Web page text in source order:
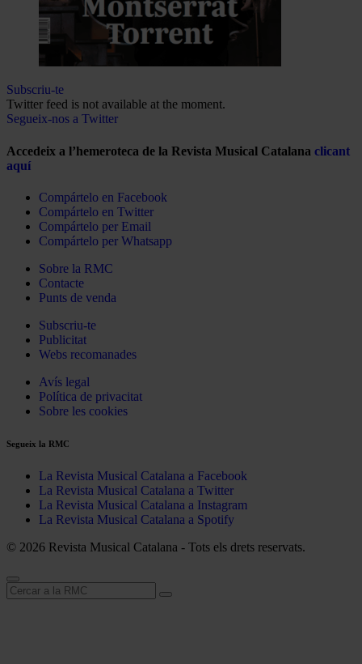
Subscriu-te
Twitter feed is not available at the moment.
Segueix-nos a Twitter
Accedeix a l’hemeroteca de la Revista Musical Catalana clicant
aquí
Compártelo en Facebook
Compártelo en Twitter
Compártelo per Email
Compártelo per Whatsapp
Sobre la RMC
Contacte
Punts de venda
Subscriu-te
Publicitat
Webs recomanades
Avís legal
Política de privacitat
Sobre les cookies
Segueix la RMC
La Revista Musical Catalana a Facebook
La Revista Musical Catalana a Twitter
La Revista Musical Catalana a Instagram
La Revista Musical Catalana a Spotify
© 2026 Revista Musical Catalana - Tots els drets reservats.
Cerca